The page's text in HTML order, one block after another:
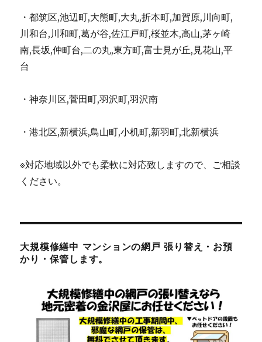
・都筑区,池辺町,大熊町,大丸,折本町,加賀原,川向町,
川和台,川和町,葛が谷,佐江戸町,桜並木,高山,茅ヶ崎
南,長坂,仲町台,二の丸,東方町,富士見が丘,見花山,平
台
・神奈川区,菅田町,羽沢町,羽沢南
・港北区,新横浜,鳥山町,小机町,新羽町,北新横浜
※対応地域以外でも柔軟に対応致しますので、ご相談
ください。
大規模修繕中 マンションの網戸 張り替え・お預
かり・保管します。